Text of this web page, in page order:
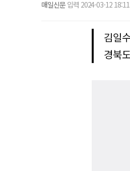
매일신문 입력 2024-03-12
김일
경북